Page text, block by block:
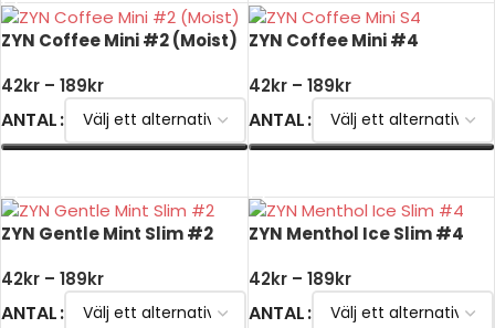
ZYN Coffee Mini #2 (Moist)
42kr – 189kr
ANTAL
ZYN Coffee Mini #4
42kr – 189kr
ANTAL
ZYN Gentle Mint Slim #2
42kr – 189kr
ANTAL
ZYN Menthol Ice Slim #4
42kr – 189kr
ANTAL